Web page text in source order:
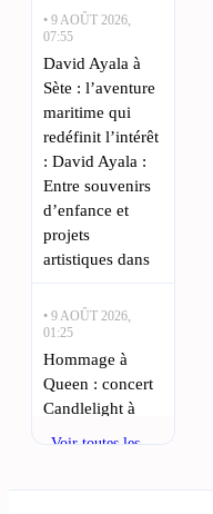
• 9 AOÛT 2026,
07:55
David Ayala à
Sète : l’aventure
maritime qui
redéfinit l’intérêt
: David Ayala :
Entre souvenirs
d’enfance et
projets
artistiques dans
• 9 AOÛT 2026,
01:25
Hommage à
Queen : concert
Candlelight à
Voir toutes les